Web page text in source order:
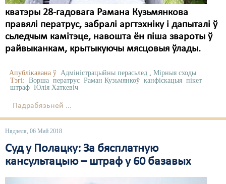
кватэры 28-гадовага Рамана Кузьмянкова
правялі ператрус, забралі аргтэхніку і дапыталі ў
сьледчым камітэце, навошта ён піша звароты ў
райвыканкам, крытыкуючы мясцовыя ўлады.
Апублікавана ў Адміністрацыйны перасьлед , Мірныя сходы
Тэгі: Ворша ператрус Раман Кузьмянкоў канфіскацыя пікет
штраф Юлія Хаткевіч
Падрабязьней ...
Нядзеля, 06 Май 2018
Суд у Полацку: За бясплатную
кансультацыю – штраф у 60 базавых